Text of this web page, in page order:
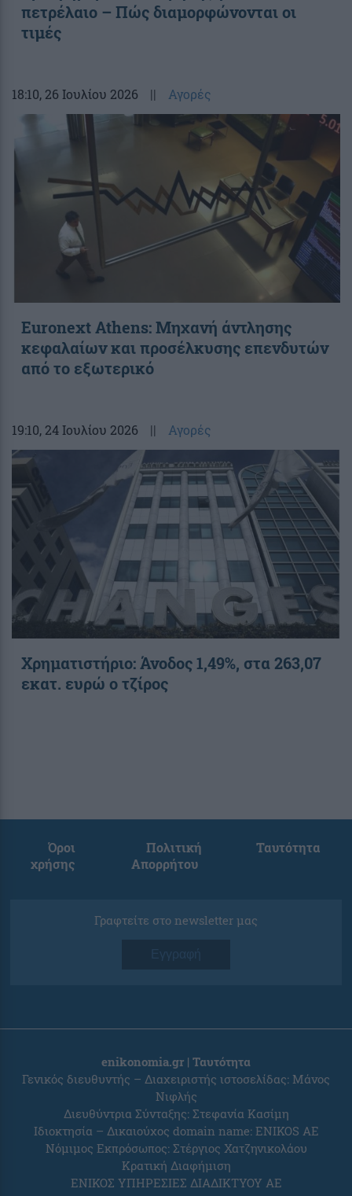
πετρέλαιο – Πώς διαμορφώνονται οι
τιμές
18:10, 26 Ιουλίου 2026 || Αγορές
Euronext Athens: Μηχανή άντλησης
κεφαλαίων και προσέλκυσης επενδυτών
από το εξωτερικό
19:10, 24 Ιουλίου 2026 || Αγορές
Χρηματιστήριο: Άνοδος 1,49%, στα 263,07
εκατ. ευρώ ο τζίρος
Όροι
χρήσης
Πολιτική
Απορρήτου
Ταυτότητα
Γραφτείτε στο newsletter μας
Εγγραφή
enikonomia.gr | Ταυτότητα
Γενικός διευθυντής – Διαχειριστής ιστοσελίδας: Μάνος
Νιφλής
Διευθύντρια Σύνταξης: Στεφανία Κασίμη
Ιδιοκτησία – Δικαιούχος domain name: ENIKOS AE
Νόμιμος Εκπρόσωπος: Στέργιος Χατζηνικολάου
Κρατική Διαφήμιση
ΕΝΙΚΟΣ ΥΠΗΡΕΣΙΕΣ ΔΙΑΔΙΚΤΥΟΥ ΑΕ